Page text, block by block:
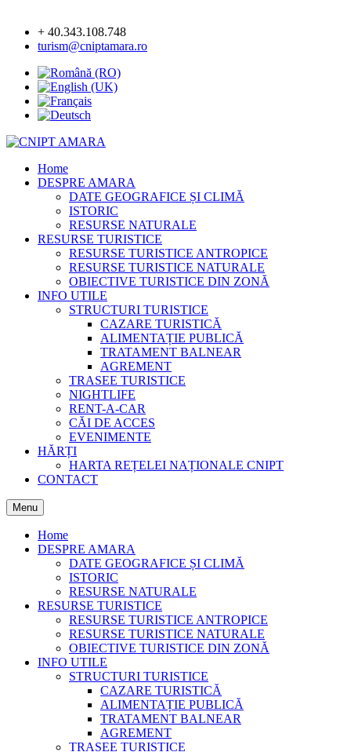
+ 40.343.108.748
turism@cniptamara.ro
Home
DESPRE AMARA
DATE GEOGRAFICE ȘI CLIMĂ
ISTORIC
RESURSE NATURALE
RESURSE TURISTICE
RESURSE TURISTICE ANTROPICE
RESURSE TURISTICE NATURALE
OBIECTIVE TURISTICE DIN ZONĂ
INFO UTILE
STRUCTURI TURISTICE
CAZARE TURISTICĂ
ALIMENTAȚIE PUBLICĂ
TRATAMENT BALNEAR
AGREMENT
TRASEE TURISTICE
NIGHTLIFE
RENT-A-CAR
CĂI DE ACCES
EVENIMENTE
HĂRȚI
HARTA REȚELEI NAȚIONALE CNIPT
CONTACT
Menu
Home
DESPRE AMARA
DATE GEOGRAFICE ȘI CLIMĂ
ISTORIC
RESURSE NATURALE
RESURSE TURISTICE
RESURSE TURISTICE ANTROPICE
RESURSE TURISTICE NATURALE
OBIECTIVE TURISTICE DIN ZONĂ
INFO UTILE
STRUCTURI TURISTICE
CAZARE TURISTICĂ
ALIMENTAȚIE PUBLICĂ
TRATAMENT BALNEAR
AGREMENT
TRASEE TURISTICE